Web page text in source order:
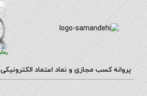
پروانه کسب مجازی و نماد اعتماد الکترونیکی